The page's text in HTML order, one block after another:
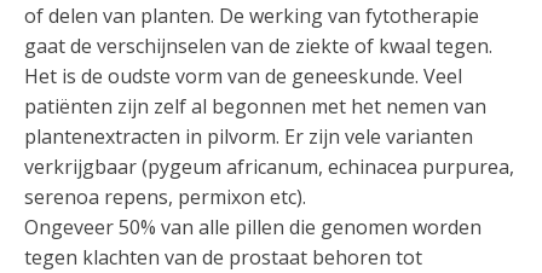
of delen van planten. De werking van fytotherapie
gaat de verschijnselen van de ziekte of kwaal tegen.
Het is de oudste vorm van de geneeskunde. Veel
patiënten zijn zelf al begonnen met het nemen van
plantenextracten in pilvorm. Er zijn vele varianten
verkrijgbaar (pygeum africanum, echinacea purpurea,
serenoa repens, permixon etc).
Ongeveer 50% van alle pillen die genomen worden
tegen klachten van de prostaat behoren tot